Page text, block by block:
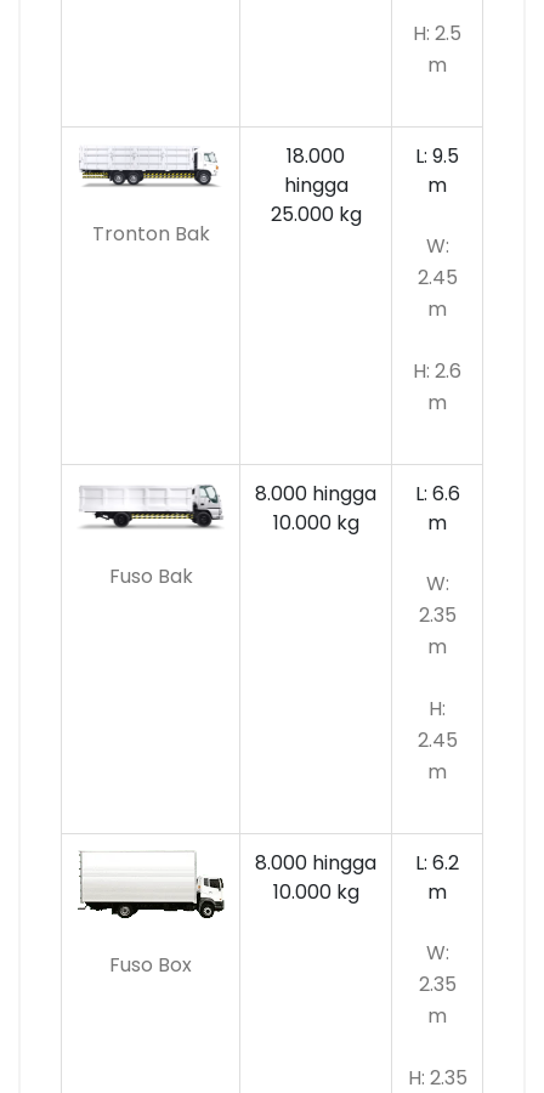
H: 2.5
m
Tronton Bak
18.000
hingga
25.000 kg
L: 9.5
m
W:
2.45
m
H: 2.6
m
Fuso Bak
8.000 hingga
10.000kg
L: 6.6
m
W:
2.35
m
H:
2.45
m
Fuso Box
8.000 hingga
10.000 kg
L: 6.2
m
W:
2.35
m
H: 2.35